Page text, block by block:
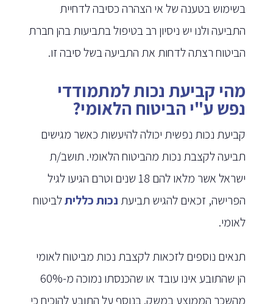
בשימוש בטענה של אי הצהרה כסיבה לדחיית
התביעה ולנו יש ניסיון רב בטיפול בתביעות בהן חברת
הביטוח רצתה לדחות את התביעה בשל סיבה זו.
מהי קביעת נכות למתמודדי
נפש ע"י הביטוח הלאומי?
קביעת נכות נפשית יכולה להיעשות כאשר מגישים
תביעה לקצבת נכות מהביטוח הלאומי. תושב/ת
ישראל אשר מלאו להם 18 שנים וטרם הגיעו לגיל
הפרישה, זכאים להגיש תביעתנכות כלליתלביטוח
לאומי.
תנאים נוספים לזכאות לקצבת נכות מביטוח לאומי
הן שהתובע אינו עובד או שהכנסתו נמוכה מ-60%
מהשכר הממוצע במשק. בנוסף על התובע להוכיח כי